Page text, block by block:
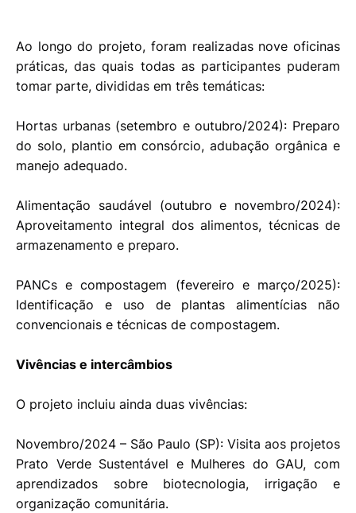
Ao longo do projeto, foram realizadas nove oficinas
práticas, das quais todas as participantes puderam
tomar parte, divididas em três temáticas:
Hortas urbanas (setembro e outubro/2024): Preparo
do solo, plantio em consórcio, adubação orgânica e
manejo adequado.
Alimentação saudável (outubro e novembro/2024):
Aproveitamento integral dos alimentos, técnicas de
armazenamento e preparo.
PANCs e compostagem (fevereiro e março/2025):
Identificação e uso de plantas alimentícias não
convencionais e técnicas de compostagem.
Vivências e intercâmbios
O projeto incluiu ainda duas vivências:
Novembro/2024 – São Paulo (SP): Visita aos projetos
Prato Verde Sustentável e Mulheres do GAU, com
aprendizados sobre biotecnologia, irrigação e
organização comunitária.